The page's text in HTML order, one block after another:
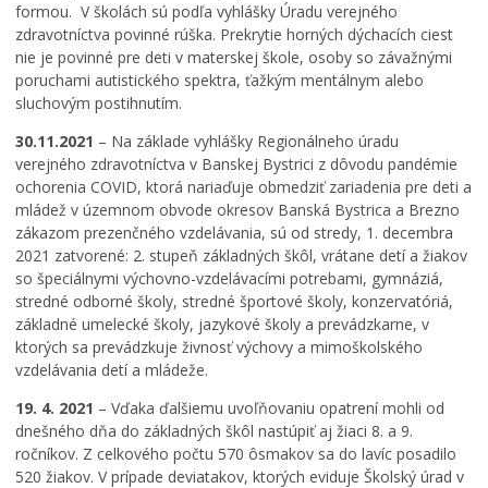
formou. V školách sú podľa vyhlášky Úradu verejného
zdravotníctva povinné rúška. Prekrytie horných dýchacích ciest
nie je povinné pre deti v materskej škole, osoby so závažnými
poruchami autistického spektra, ťažkým mentálnym alebo
sluchovým postihnutím.
30.11.2021 – Na základe vyhlášky Regionálneho úradu
verejného zdravotníctva v Banskej Bystrici z dôvodu pandémie
ochorenia COVID, ktorá nariaďuje obmedziť zariadenia pre deti a
mládež v územnom obvode okresov Banská Bystrica a Brezno
zákazom prezenčného vzdelávania, sú od stredy, 1. decembra
2021 zatvorené: 2. stupeň základných škôl, vrátane detí a žiakov
so špeciálnymi výchovno-vzdelávacími potrebami, gymnáziá,
stredné odborné školy, stredné športové školy, konzervatóriá,
základné umelecké školy, jazykové školy a prevádzkarne, v
ktorých sa prevádzkuje živnosť výchovy a mimoškolského
vzdelávania detí a mládeže.
19. 4. 2021 – Vďaka ďalšiemu uvoľňovaniu opatrení mohli od
dnešného dňa do základných škôl nastúpiť aj žiaci 8. a 9.
ročníkov. Z celkového počtu 570 ôsmakov sa do lavíc posadilo
520 žiakov. V prípade deviatakov, ktorých eviduje Školský úrad v